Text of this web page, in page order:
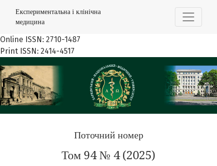
Експериментальна і клінічна медицина
Експериментальна і клінічна
медицина
Online ISSN: 2710-1487
Print ISSN: 2414-4517
Поточний номер
Том 94 № 4 (2025)